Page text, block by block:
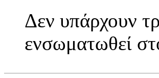
Δεν υπάρχουν
ενσωματωθεί